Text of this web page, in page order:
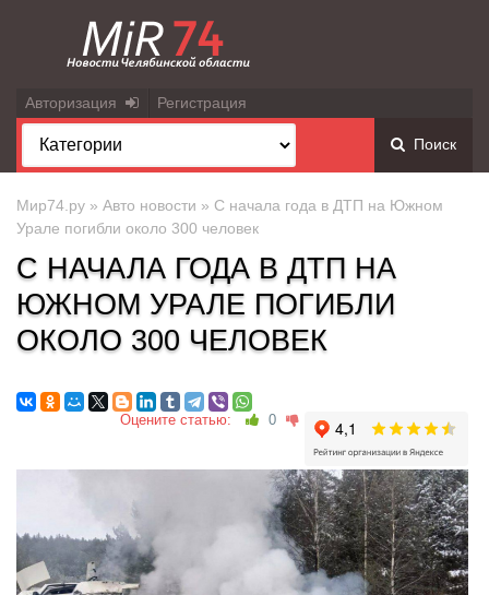
Авторизация Регистрация
Поиск
Мир74.ру » Авто новости » С начала года в ДТП на Южном
Урале погибли около 300 человек
С НАЧАЛА ГОДА В ДТП НА
ЮЖНОМ УРАЛЕ ПОГИБЛИ
ОКОЛО 300 ЧЕЛОВЕК
Оцените статью: 0